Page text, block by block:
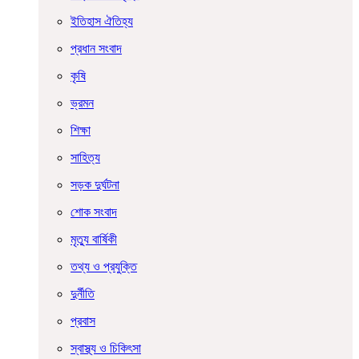
ইতিহাস ঐতিহ্য
প্রধান সংবাদ
কৃষি
ভ্রমন
শিক্ষা
সাহিত্য
সড়ক দুর্ঘটনা
শোক সংবাদ
মৃত্যু বার্ষিকী
তথ্য ও প্রযুক্তি
দুর্নীতি
প্রবাস
স্বাস্থ্য ও চিকিৎসা